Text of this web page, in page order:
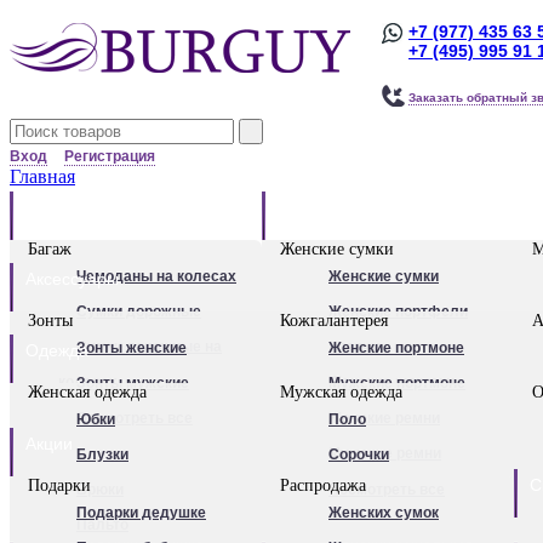
+7 (977) 435 63
+7 (495) 995 91
Заказать обратный
Вход Регистрация
Главная
Багаж
Чемоданы на колесах
Сумки дорожные
Сумки дорожные на
колесах.
Сумки - тележки
хозяйственные
Бьюти - кейсы
Кейс-пилоты
Женские сумки
Женские сумки
Женские портфели
Клатчи
Женские рюкзаки
Посмотреть все
Аксессуары
Зонты
Зонты женские
Зонты мужские
Посмотреть все
Кожгалантерея
Женские портмоне
Мужские портмоне
Женские ремни
Мужские ремни
Обложки для
автодокументов
Одежда
Женская одежда
Юбки
Блузки
Брюки
Пальто
Мужская одежда
Поло
Сорочки
Посмотреть все
Подарки
Подарки дедушке
Распродажа
Женских сумок